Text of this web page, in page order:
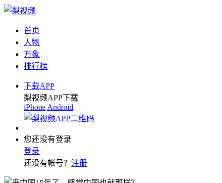
首页
人物
万象
排行榜
下载APP
梨视频APP下载
iPhone Android
您还没有登录
登录
还没有帐号？ 注册